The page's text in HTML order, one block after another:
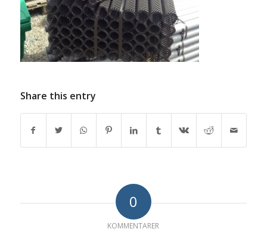
Share this entry
0
KOMMENTARER